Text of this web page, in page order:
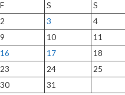
F S
S
2
3
4
9
10
11
16
17
18
23
24
25
30
31